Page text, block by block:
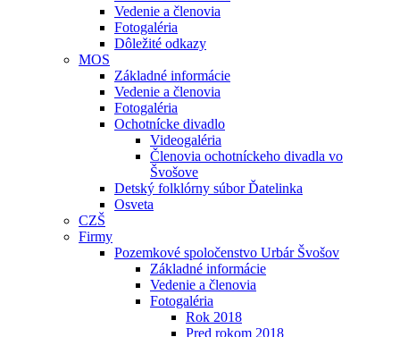
Vedenie a členovia
Fotogaléria
Dôležité odkazy
MOS
Základné informácie
Vedenie a členovia
Fotogaléria
Ochotnícke divadlo
Videogaléria
Členovia ochotníckeho divadla vo
Švošove
Detský folklórny súbor Ďatelinka
Osveta
CZŠ
Firmy
Pozemkové spoločenstvo Urbár Švošov
Základné informácie
Vedenie a členovia
Fotogaléria
Rok 2018
Pred rokom 2018